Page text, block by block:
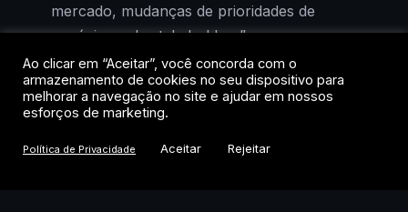
mercado, mudanças de prioridades de
negócios e de stakeholders” como
justificativa.
O recuo é emblemático. Quando a parceria
tesourarias corporativas em ativos digitais, a
Ao clicar em “Aceitar”, você concorda com o
armazenamento de cookies no seu dispositivo para
melhorar a navegação no site e ajudar em nossos
esforços de marketing.
Política de Privacidade Aceitar Rejeitar